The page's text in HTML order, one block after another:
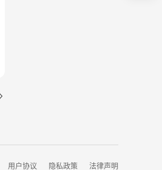
用户协议 隐私政策 法律声明